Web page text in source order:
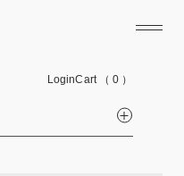
LoginCart （ 0 ）